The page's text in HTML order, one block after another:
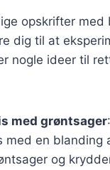
opskrifter med
dig til at
nogle ideer til
med grøntsager
med en blanding
og